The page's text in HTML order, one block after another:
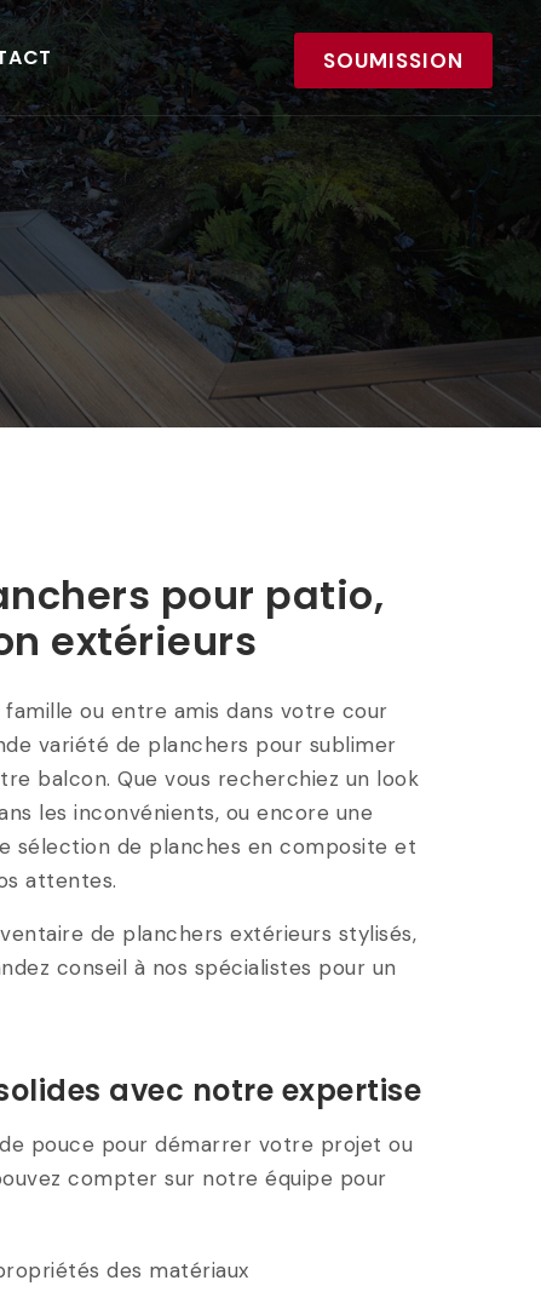
SOUMISSION
pour patio,
extérieurs
ou entre amis dans votre cour
variété de planchers pour sublimer
balcon. Que vous recherchiez un look
les inconvénients, ou encore une
sélection de planches en composite et
attentes.
de planchers extérieurs stylisés,
conseil à nos spécialistes pour un
avec notre expertise
de pouce pour démarrer votre projet ou
compter sur notre équipe pour
des matériaux